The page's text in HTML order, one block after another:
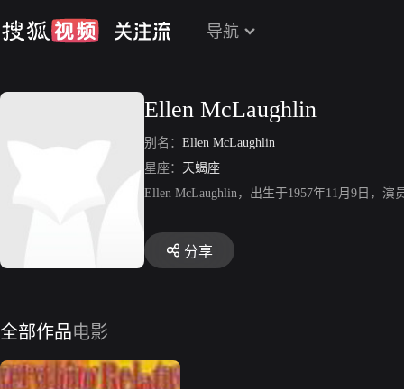
导航
Ellen McLaughlin
别名： Ellen McLaughlin
星座： 天蝎座
Ellen McLaughlin，出生于1957年11月9日，演
分享
全部作品电影